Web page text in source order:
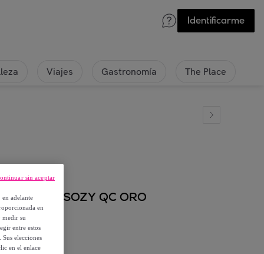
Identificarme
Viajes Gastronomía The Place
modelo D SOZY QC ORO
adelante
en
medir su
entre estos
elecciones
en el enlace
sin aceptar